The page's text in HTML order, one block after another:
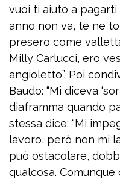
vuoi ti aiuto a
anno non va, te ne
presero come
Milly Carlucci, ero
angioletto”. Poi
Baudo: “Mi diceva
diaframma quando
stessa dice: “Mi
lavoro, però non mi
può ostacolare,
qualcosa.